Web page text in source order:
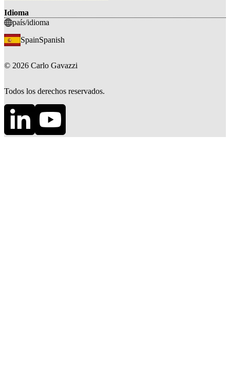
Idioma
país/idioma
SpainSpanish
© 2026 Carlo Gavazzi
Todos los derechos reservados.